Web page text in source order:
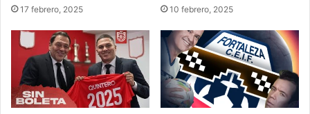
17 febrero, 2025 10 febrero, 2025